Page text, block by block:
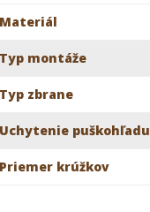
Materiál
Typ montáže
Typ zbrane
Uchytenie puškohľadu
Priemer krúžkov